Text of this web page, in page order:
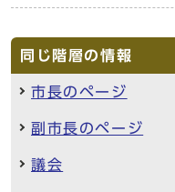
同じ階層の情報
市長のページ
副市長のページ
議会